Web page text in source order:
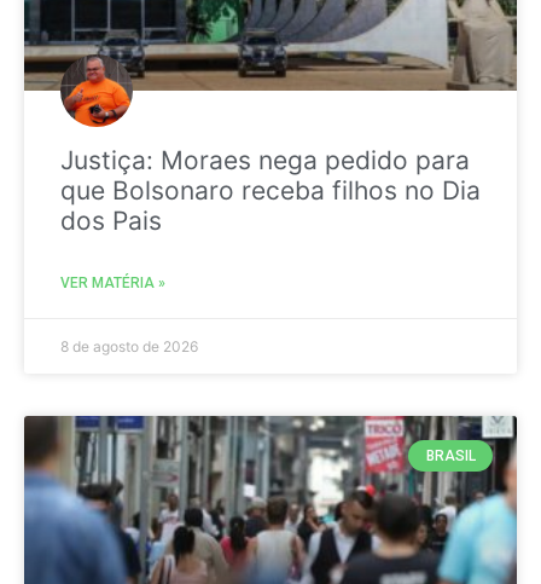
Justiça: Moraes nega pedido para
que Bolsonaro receba filhos no Dia
dos Pais
VER MATÉRIA »
8 de agosto de 2026
BRASIL